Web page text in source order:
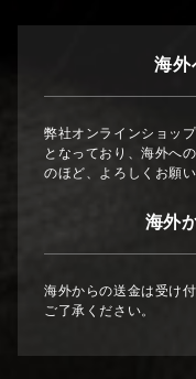
海外
弊社オンラインショッ
となっており、海外へ
のほど、よろしくお願
海外
海外からの送金は受け
ご了承ください。